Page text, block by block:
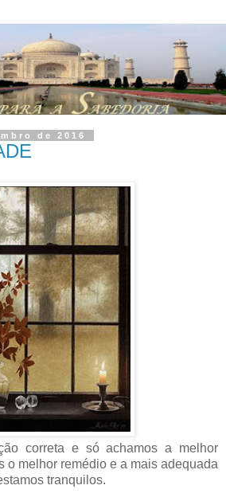
de 2016
correta e só achamos a melhor
o melhor remédio e a mais adequada
tranquilos.